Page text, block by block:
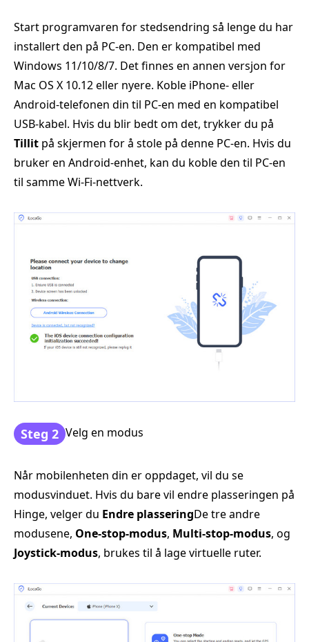
Start programvaren for stedsendring så lenge du har
installert den på PC-en. Den er kompatibel med
Windows 11/10/8/7. Det finnes en annen versjon for
Mac OS X 10.12 eller nyere. Koble iPhone- eller
Android-telefonen din til PC-en med en kompatibel
USB-kabel. Hvis du blir bedt om det, trykker du på
Tillit på skjermen for å stole på denne PC-en. Hvis du
bruker en Android-enhet, kan du koble den til PC-en
til samme Wi-Fi-nettverk.
Steg 2 Velg en modus
Når mobilenheten din er oppdaget, vil du se
modusvinduet. Hvis du bare vil endre plasseringen på
Hinge, velger du Endre plasseringDe tre andre
modusene, One-stop-modus, Multi-stop-modus, og
Joystick-modus, brukes til å lage virtuelle ruter.